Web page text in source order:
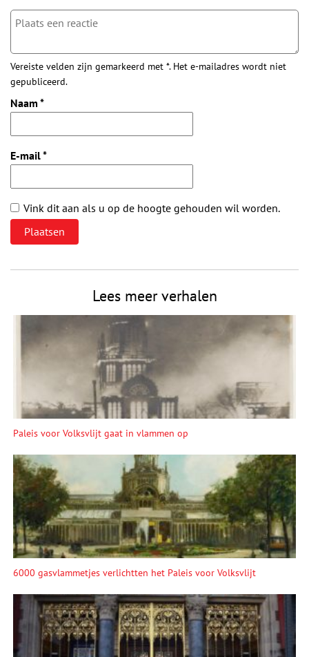
Vereiste velden zijn gemarkeerd met *. Het e-mailadres wordt niet
gepubliceerd.
Naam *
E-mail*
Vink dit aan als u op de hoogte gehouden wil worden.
Lees meer verhalen
Paleis voor Volksvlijt gaat in vlammen op
6000 gasvlammetjes verlichtten het Paleis voor Volksvlijt